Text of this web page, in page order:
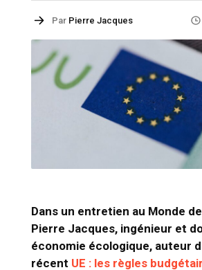
Par Pierre Jacques
Dans un entretien au Monde de
Pierre Jacques, ingénieur et
économie écologique, auteur
récent UE : les règles budgét